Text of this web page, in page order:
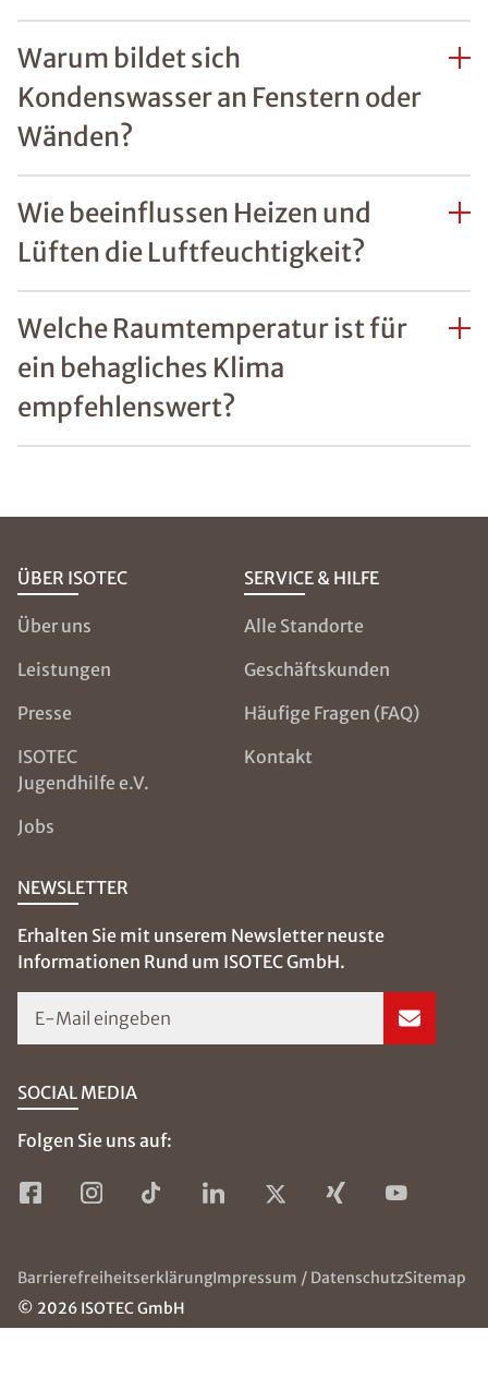
Warum bildet sich
Kondenswasser an Fenstern oder
Wänden?
Wie beeinflussen Heizen und
Lüften die Luftfeuchtigkeit?
Welche Raumtemperatur ist für
ein behagliches Klima
empfehlenswert?
ÜBER ISOTEC
Über uns
Leistungen
Presse
ISOTEC
Jugendhilfe e.V.
Jobs
SERVICE & HILFE
Alle Standorte
Geschäftskunden
Häufige Fragen (FAQ)
Kontakt
NEWSLETTER
Erhalten Sie mit unserem Newsletter neuste
Informationen Rund um ISOTEC GmbH.
E-Mail eingeben
SOCIAL MEDIA
Folgen Sie uns auf:
BarrierefreiheitserklärungImpressum / DatenschutzSitemap
© 2026 ISOTEC GmbH